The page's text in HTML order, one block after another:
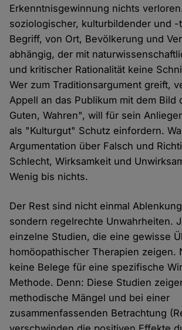
Erkenntnisgewinnung nichts
soziologischer, kulturbildender und -
Begriff, von Ort, Bevölkerung und
abhängig, der mit
und kritischer Rationalität keine
Wer zum Traditionsargument greift,
Appell an das Publikum mit dem Bild
Guten, Wahren", will für sein
als "Kulturgut" Schutz einfordern.
Argumentation über Falsch und
Schlecht, Wirksamkeit und
Wenig bis nichts.
Der Rest sind nicht einmal
sondern regelrechte Unwahrheiten.
einzelne Studien, die eine gewisse
homöopathischer Therapien zeigen.
keine Belege für eine spezifische
Methode. Denn: Diese Studien
methodische Mängel und bei einer
zusammenfassenden Betrachtung